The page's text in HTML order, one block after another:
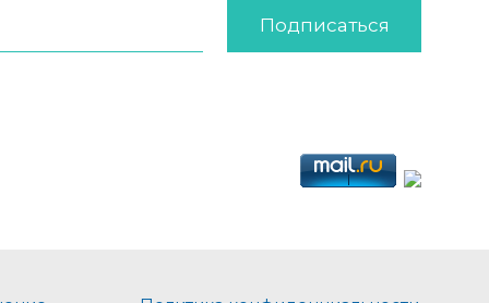
Подписаться